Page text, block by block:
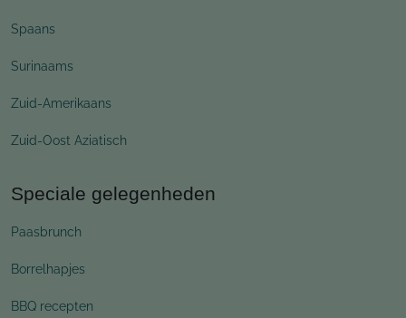
Spaans
Surinaams
Zuid-Amerikaans
Zuid-Oost Aziatisch
Speciale gelegenheden
Paasbrunch
Borrelhapjes
BBQ recepten